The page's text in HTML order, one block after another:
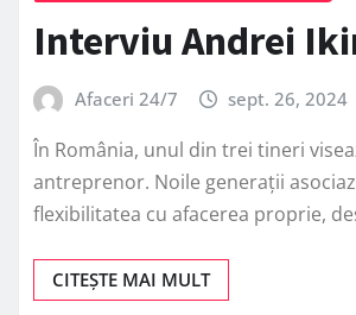
Interviu Andrei
Afaceri 24/7 sept. 26, 2024
În România, unul din trei tineri
antreprenor. Noile generații
flexibilitatea cu afacerea proprie,
CITEȘTE MAI MULT